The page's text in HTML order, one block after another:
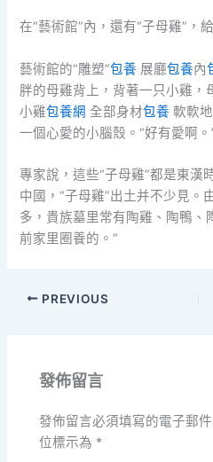
在“藝術館”內，還有“子母雞”，
藝術館的“雕塑”包養 展廳包養內
胖的母雞背上，背著一只小雞，
小雞包養網 全部身材包養 軟軟
一個心愛的小腦殼。“好有愛啊
專家說，這些“子母雞”都是東漢
中國，“子母雞”出土并不少見。
多，貴族墓里常有陶雞、陶鴨、
前家里圈養的。”
PREVIOUS
發佈留言
發佈留言必須填寫的電子郵
位標示為 *